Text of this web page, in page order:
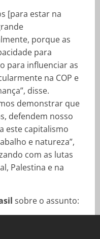
[para estar na
porque as
para
para influenciar as
na COP e
disse.
demonstrar que
defendem nosso
este capitalismo
e natureza”,
com as lutas
Palestina e na
sobre o assunto: